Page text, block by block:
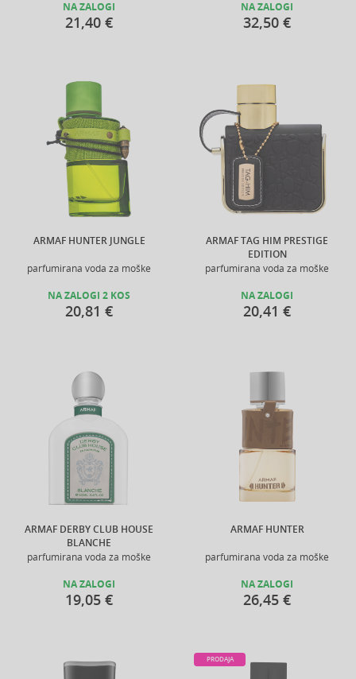
NA ZALOGI
21,40 €
NA ZALOGI
32,50 €
ARMAF HUNTER JUNGLE
parfumirana voda za moške
NA ZALOGI 2 KOS
20,81 €
ARMAF TAG HIM PRESTIGE
EDITION
parfumirana voda za moške
NA ZALOGI
20,41 €
ARMAF DERBY CLUB HOUSE
BLANCHE
parfumirana voda za moške
NA ZALOGI
19,05 €
ARMAF HUNTER
parfumirana voda za moške
NA ZALOGI
26,45 €
PRODAJA